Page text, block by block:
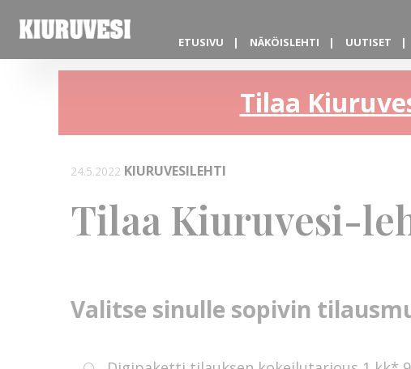
ETUSIVU
NÄKÖISLEHTI UUTISET
Tilaa
24.5.2022 KIURUVESILEHTI
Tilaa Kiuruvesi-
Valitse sinulle sopivin